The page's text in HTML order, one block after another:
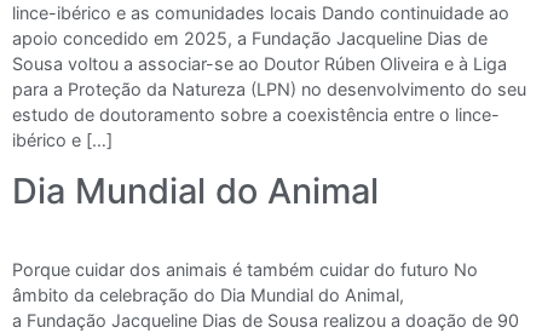
lince-ibérico e as comunidades locais Dando continuidade ao
apoio concedido em 2025, a Fundação Jacqueline Dias de
Sousa voltou a associar-se ao Doutor Rúben Oliveira e à Liga
para a Proteção da Natureza (LPN) no desenvolvimento do seu
estudo de doutoramento sobre a coexistência entre o lince-
ibérico e […]
Dia Mundial do Animal
Porque cuidar dos animais é também cuidar do futuro No
âmbito da celebração do Dia Mundial do Animal,
a Fundação Jacqueline Dias de Sousa realizou a doação de 90